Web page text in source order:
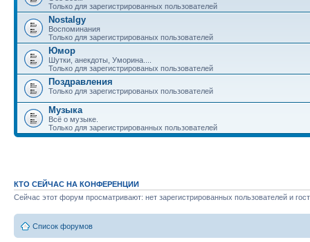
Только для зарегистрированных пользователей
Nostalgy
Воспоминания
Только для зарегистрированых пользователей
Юмор
Шутки, анекдоты, Уморина....
Только для зарегистрированых пользователей
Поздравления
Только для зарегистрированых пользователей
Музыка
Всё о музыке.
Только для зарегистрированных пользователей
КТО СЕЙЧАС НА КОНФЕРЕНЦИИ
Сейчас этот форум просматривают: нет зарегистрированных пользователей и
Список форумов